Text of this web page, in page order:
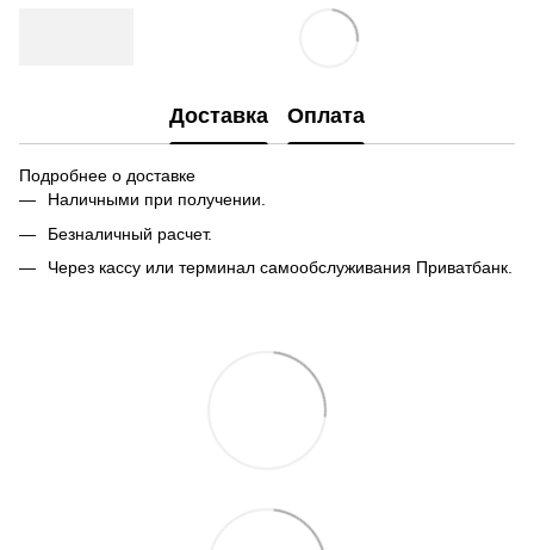
Доставка Оплата
Подробнее о доставке
Наличными при получении.
Безналичный расчет.
Через кассу или терминал самообслуживания Приватбанк.